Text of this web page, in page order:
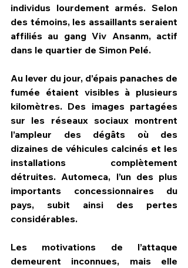
individus lourdement armés. Selon
des témoins, les assaillants seraient
affiliés au gang Viv Ansanm, actif
dans le quartier de Simon Pelé.
Au lever du jour, d’épais panaches de
fumée étaient visibles à plusieurs
kilomètres. Des images partagées
sur les réseaux sociaux montrent
l’ampleur des dégâts où des
dizaines de véhicules calcinés et les
installations complètement
détruites. Automeca, l’un des plus
importants concessionnaires du
pays, subit ainsi des pertes
considérables.
Les motivations de l’attaque
demeurent inconnues, mais elle